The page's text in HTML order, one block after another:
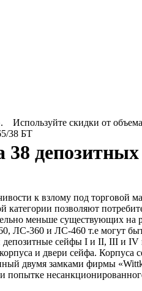
Используйте скидки от
38 БТ
депозитных
к взлому под торговой
категории позволяют
меньше существующих на
ЛС-360 и ЛС-460 т.е могут
сейфы I и II, III и IV
и двери сейфа.
двумя замками фирмы
попытке